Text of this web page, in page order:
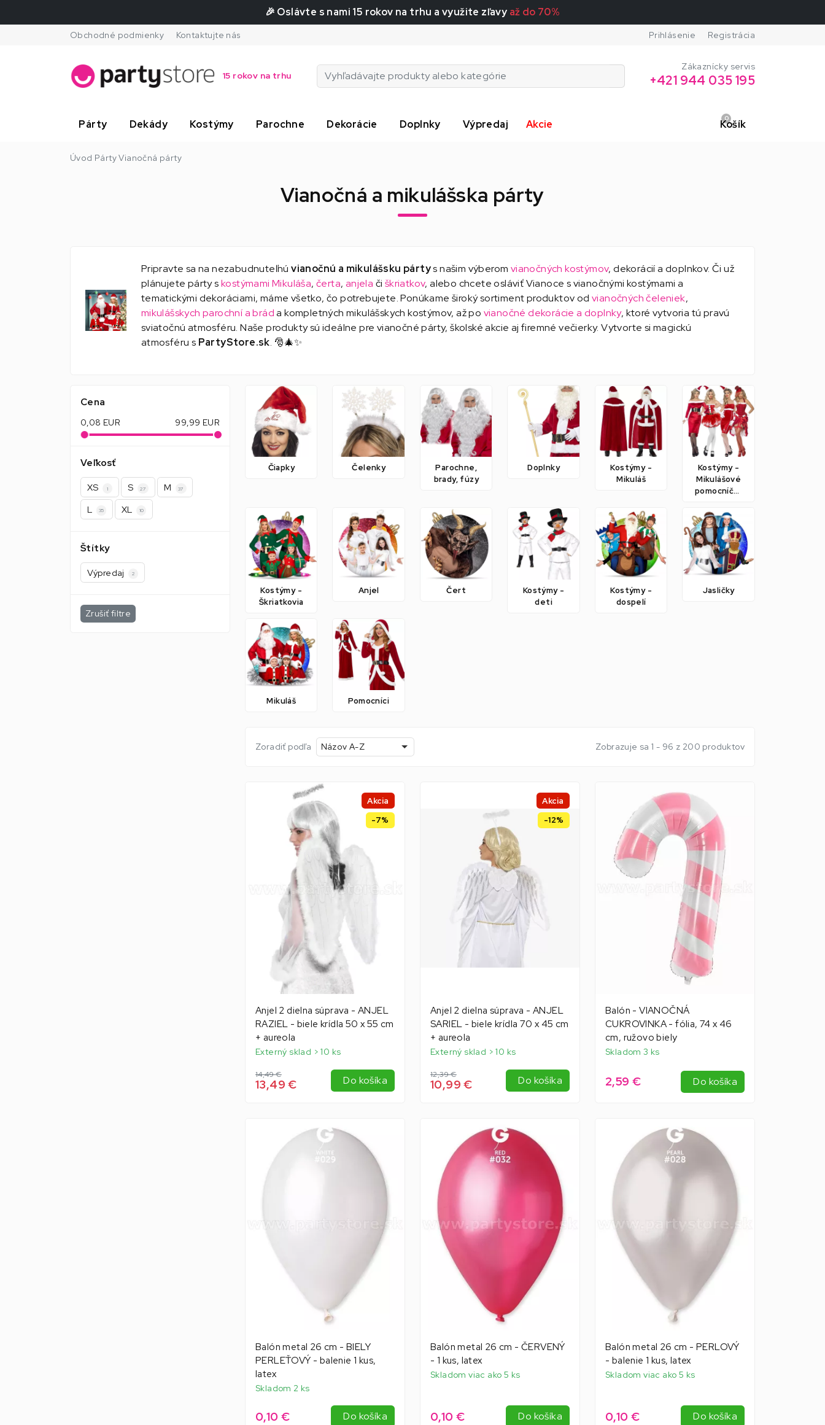
🎉 Oslávte s nami 15 rokov na trhu a využite zľavy až do 70%
Obchodné podmienky Kontaktujte nás Prihlásenie Registrácia
15 rokov na trhu
Zákaznícky servis
+421 944 035 195
Párty Dekády Kostýmy Parochne Dekorácie Doplnky Výpredaj Akcie 0
Košík
Úvod PártyVianočná párty
Vianočná a mikulášska párty
Pripravte sa na nezabudnuteľnúvianočnú a mikulášsku pártys našim výberom vianočných kostýmov, dekorácií a doplnkov. Či už
plánujete párty skostýmami Mikuláša,čerta, anjela či škriatkov, alebo chcete osláviť Vianoce s vianočnými kostýmami a
tematickými dekoráciami, máme všetko, čo potrebujete. Ponúkame široký sortiment produktov odvianočných čeleniek,
mikulášskych parochní a bráda kompletných mikulášskych kostýmov, až po vianočné dekorácie a doplnky, ktoré vytvoria tú pravú
sviatočnú atmosféru. Naše produkty sú ideálne pre vianočné párty, školské akcie aj firemné večierky. Vytvorte si magickú
atmosféru s PartyStore.sk. 🎅🎄✨
Cena
0,08 EUR 99,99 EUR
Veľkosť
XS 1 S 27 M 37
L 35 XL 10
Štítky
Výpredaj 2
Zrušiť filtre
Čiapky Čelenky
Parochne,
brady, fúzy
Doplnky
Kostýmy -
Mikuláš
Kostýmy -
Mikulášové
pomocníčky
Kostýmy -
Škriatkovia
Anjel Čert
Kostýmy -
deti
Kostýmy -
dospelí
Jasličky
Mikuláš Pomocníci
Zoradiť podľa Názov A-Z Zobrazuje sa 1 - 96 z 200 produktov
Akcia
-7%
Anjel 2 dielna súprava - ANJEL
RAZIEL - biele krídla 50 x 55 cm
+ aureola
Externý sklad > 10 ks
14,49 €
13,49 € Do košíka
Akcia
-12%
Anjel 2 dielna súprava - ANJEL
SARIEL - biele krídla 70 x 45 cm
+ aureola
Externý sklad > 10 ks
12,39 €
10,99 € Do košíka
Balón - VIANOČNÁ
CUKROVINKA - fólia, 74 x 46
cm, ružovo biely
Skladom 3 ks
2,59 € Do košíka
Balón metal 26 cm - BIELY
PERLEŤOVÝ - balenie 1 kus,
latex
Skladom 2 ks
0,10 € Do košíka
Balón metal 26 cm - ČERVENÝ
- 1 kus, latex
Skladom viac ako 5 ks
0,10 € Do košíka
Balón metal 26 cm - PERLOVÝ
- balenie 1 kus, latex
Skladom viac ako 5 ks
0,10 € Do košíka